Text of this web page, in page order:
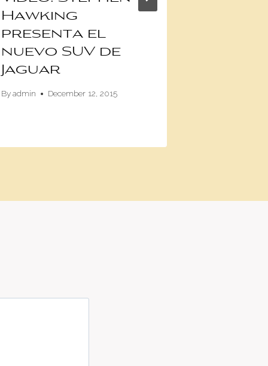
Hawking
presenta el
nuevo SUV de
Jaguar
By admin December 12, 2015